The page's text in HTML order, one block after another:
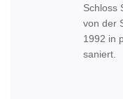
Schloss
von der
1992 in
saniert.